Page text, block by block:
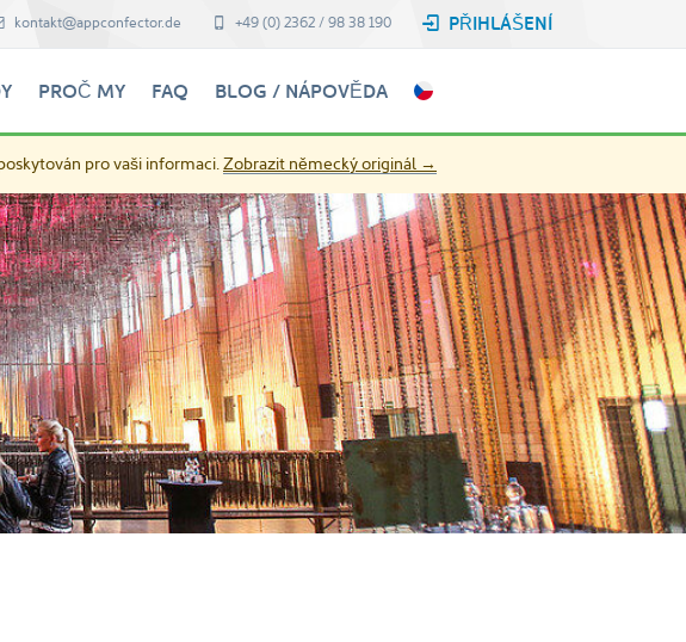
kontakt@appconfector.de +49 (0) 2362 / 98 38 190 PŘIHLÁŠENÍ
PROČ MY FAQ BLOG / NÁPOVĚDA
pro vaši informaci. Zobrazit německý originál →